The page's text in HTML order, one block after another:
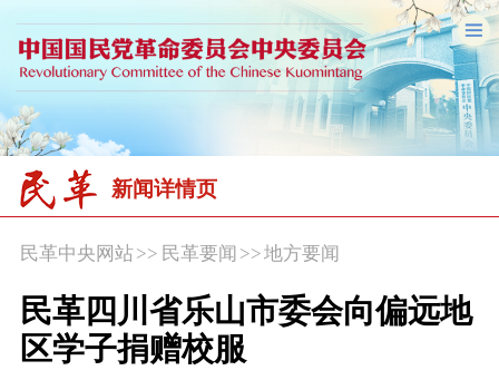
新闻详情页
民革中央网站>> 民革要闻 >>地方要闻
民革四川省乐山市委会向偏远地
区学子捐赠校服